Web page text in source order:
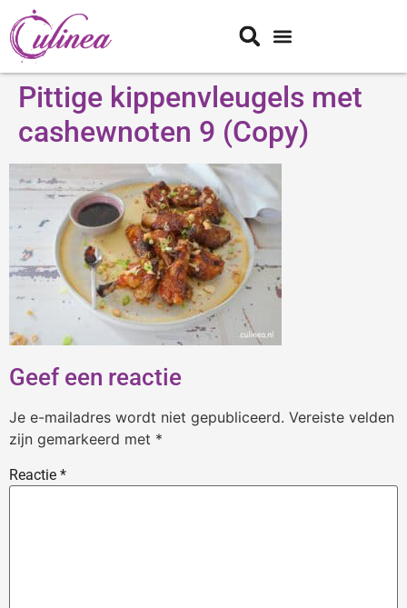
Pittige kippenvleugels met
cashewnoten 9 (Copy)
Geef een reactie
Je e-mailadres wordt niet gepubliceerd. Vereiste velden
zijn gemarkeerd met *
Reactie *